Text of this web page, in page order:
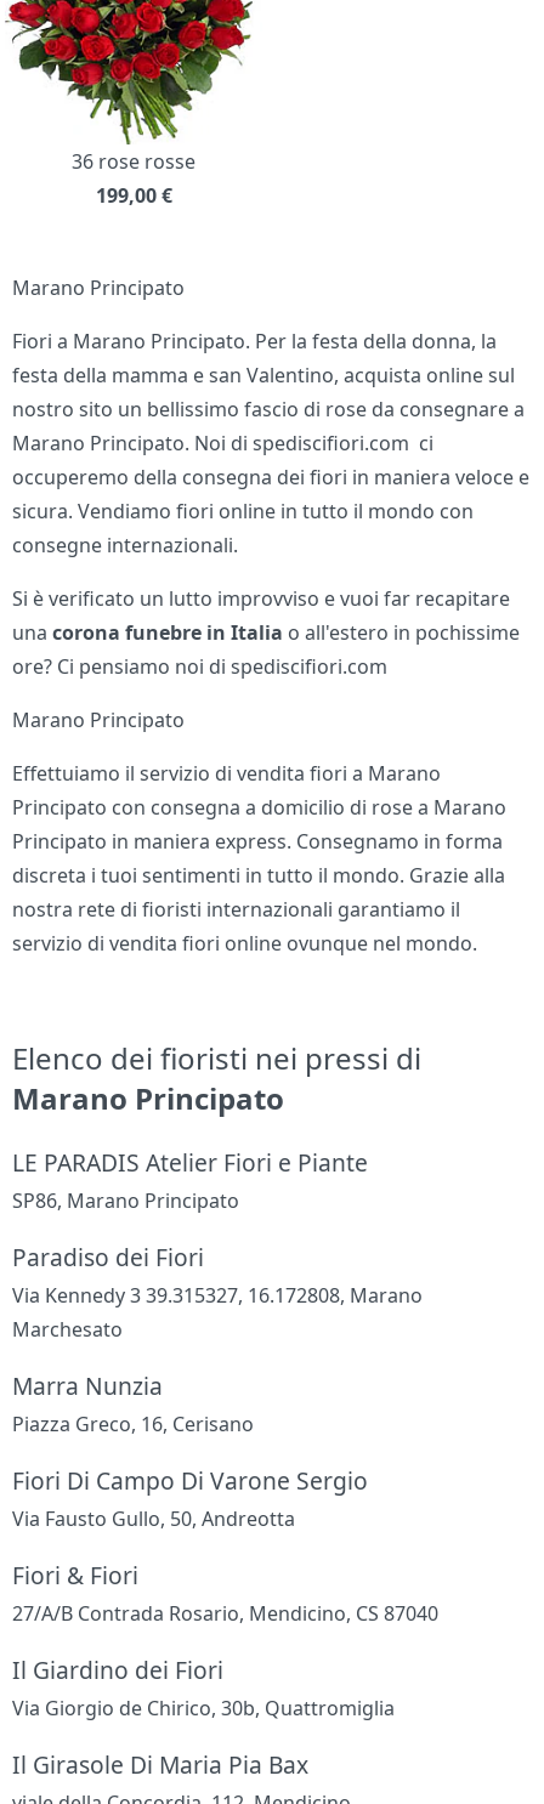
36 rose rosse
199,00 €
Marano Principato
Fiori a Marano Principato. Per la festa della donna, la
festa della mamma e san Valentino, acquista online sul
nostro sito un bellissimo fascio di rose da consegnare a
Marano Principato. Noi di spediscifiori.com ci
occuperemo della consegna dei fiori in maniera veloce e
sicura. Vendiamo fiori online in tutto il mondo con
consegne internazionali.
Si è verificato un lutto improvviso e vuoi far recapitare
unacorona funebre in Italia o all'estero in pochissime
ore? Ci pensiamo noi di spediscifiori.com
Marano Principato
Effettuiamo il servizio di vendita fiori a Marano
Principato con consegna a domicilio di rose a Marano
Principato in maniera express. Consegnamo in forma
discreta i tuoi sentimenti in tutto il mondo. Grazie alla
nostra rete di fioristi internazionali garantiamo il
servizio di vendita fiori online ovunque nel mondo.
Elenco dei fioristi nei pressi di
Marano Principato
LE PARADIS Atelier Fiori e Piante
SP86, Marano Principato
Paradiso dei Fiori
Via Kennedy 3 39.315327, 16.172808, Marano
Marchesato
Marra Nunzia
Piazza Greco, 16, Cerisano
Fiori Di Campo Di Varone Sergio
Via Fausto Gullo, 50, Andreotta
Fiori & Fiori
27/A/B Contrada Rosario, Mendicino, CS 87040
Il Giardino dei Fiori
Via Giorgio de Chirico, 30b, Quattromiglia
Il Girasole Di Maria Pia Bax